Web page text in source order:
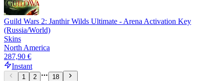
Guild Wars 2: Janthir Wilds Ultimate - Arena Activation Key
(Russia/World)
Skins
North America
287,90 €
Instant
1 2 18